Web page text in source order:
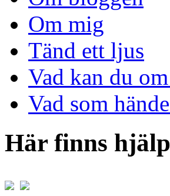
Om mig
Tänd ett ljus
Vad kan du
Vad som
Här finns